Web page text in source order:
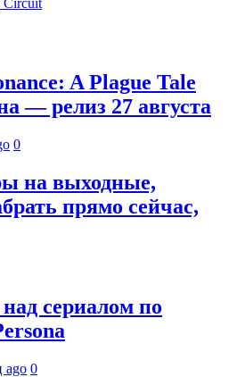
A Plague Tale
— релиз 27 августа
0
на выходные,
прямо сейчас,
сериалом по
ago 0